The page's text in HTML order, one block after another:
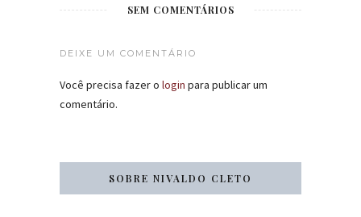
SEM COMENTÁRIOS
DEIXE UM COMENTÁRIO
Você precisa fazer o login para publicar um
comentário.
SOBRE NIVALDO CLETO